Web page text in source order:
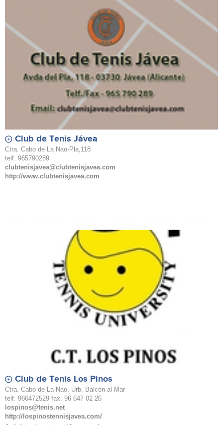
Club de Tenis Jávea
Ctra. Cabo de La Nao-Pla,118
telf. 965790289
clubtenisjavea@clubtenisjavea.com
http://www.clubtenisjavea.com
Club de Tenis Los Pinos
Ctra. Cabo de La Nao, Urb. Balcón al Mar
telf. 966472529 fax. 96 647 02 26
lospinos@tenis.net
http://lospinostennisjavea.com/